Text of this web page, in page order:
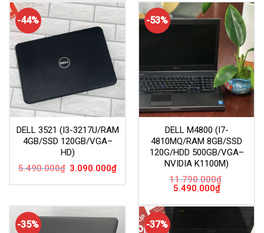
11.690.000₫.là:
8.490.000₫.
-44%
DELL 3521 (I3-3217U/RAM
4GB/SSD 120GB/VGA–
HD)
5.490.000₫ Giá
3.090.000₫Giá
-53%
DELL M4800 (I7-
4810MQ/RAM 8GB/SSD
120G/HDD 500GB/VGA–
NVIDIA K1100M)
11.790.000₫
Giá
11.790.000₫.
5.490.000₫Giá
hiện
5.490.000₫.
-35% -37%